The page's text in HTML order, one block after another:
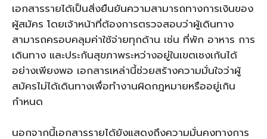
เอกสารรายได้เป็นสิ่งยืนยันความสามารถทางการเงินของ
ผู้สมัคร โดยเจ้าหน้าที่ต้องการตรวจสอบว่าผู้เดินทาง
สามารถครอบคลุมค่าใช้จ่ายทุกด้าน เช่น ที่พัก อาหาร การ
เดินทาง และประกันสุขภาพระหว่างอยู่ในเขตเชงเก้นได้
อย่างเพียงพอ เอกสารเหล่านี้ช่วยสร้างความมั่นใจว่าผู้
สมัครไม่ได้เดินทางเพื่อทำงานผิดกฎหมายหรืออยู่เกิน
กำหนด
นอกจากนี้เอกสารรายได้ยังแสดงถึงความมั่นคงทางการ